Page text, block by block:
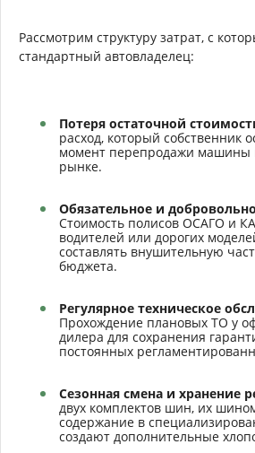
Рассмотрим структуру затрат, с
стандартный автовладелец:
Потеря остаточной
расход, который собственник
момент перепродажи машины
рынке.
Обязательное и
Стоимость полисов ОСАГО и
водителей или дорогих
составлять внушительную
бюджета.
Регулярное техническое
Прохождение плановых ТО у
дилера для сохранения
постоянных
Сезонная смена и хранение
двух комплектов шин, их
содержание в
создают дополнительные